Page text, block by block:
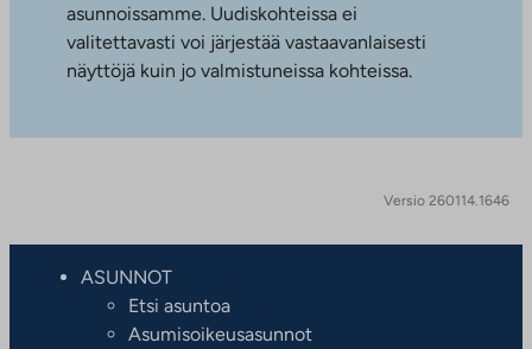
asunnoissamme. Uudiskohteissa ei
valitettavasti voi järjestää vastaavanlaisesti
näyttöjä kuin jo valmistuneissa kohteissa.
Versio 260114.1646
ASUNNOT
Etsi asuntoa
Asumisoikeusasunnot